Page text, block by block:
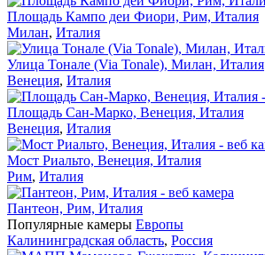
Площадь Кампо деи Фиори, Рим, Италия
Милан, Италия
Улица Тонале (Via Tonale), Милан, Италия
Венеция, Италия
Площадь Сан-Марко, Венеция, Италия
Венеция, Италия
Мост Риальто, Венеция, Италия
Рим, Италия
Пантеон, Рим, Италия
Популярные камеры Европы
Калининградская область, Россия